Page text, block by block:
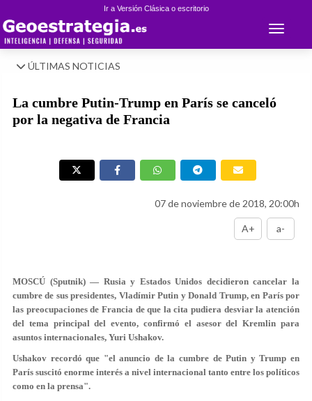
Ir a Versión Clásica o escritorio
Toggle
ÚLTIMAS NOTICIAS
La cumbre Putin-Trump en París se canceló
por la negativa de Francia
07 de noviembre de 2018, 20:00h
A+ a-
MOSCÚ (Sputnik) — Rusia y Estados Unidos decidieron cancelar la
cumbre de sus presidentes, Vladímir Putin y Donald Trump, en París por
las preocupaciones de Francia de que la cita pudiera desviar la atención
del tema principal del evento, confirmó el asesor del Kremlin para
asuntos internacionales, Yuri Ushakov.
Ushakov recordó que "el anuncio de la cumbre de Putin y Trump en
París suscitó enorme interés a nivel internacional tanto entre los políticos
como en la prensa".